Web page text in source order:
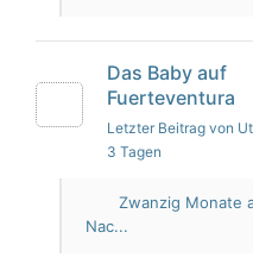
Das Baby auf
Fuerteventura
Letzter Beitrag von
3 Tagen
Zwanzig Monate
Nac...